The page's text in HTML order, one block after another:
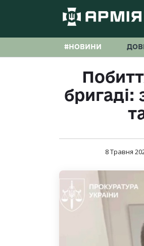
#НОВИНИ
8 Травня